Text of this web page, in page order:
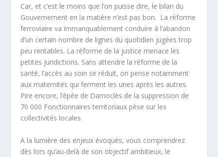
Car, et c’est le moins que l’on puisse dire, le bilan du
Gouvernement en la matière n’est pas bon. La réforme
ferroviaire va immanquablement conduire à l’abandon
d’un certain nombre de lignes du quotidien jugées trop
peu rentables. La réforme de la justice menace les
petites juridictions. Sans attendre la réforme de la
santé, l’accès au soin se réduit, on pense notamment
aux maternités qui ferment les unes après les autres.
Pire encore, l’épée de Damoclès de la suppression de
70 000 Fonctionnaires territoriaux pèse sur les
collectivités locales.
A la lumière des enjeux évoqués, vous comprendrez
dès lors qu’au-delà de son objectif ambitieux, le